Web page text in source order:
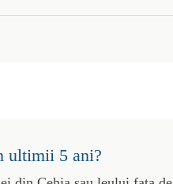
ultimii 5 ani?